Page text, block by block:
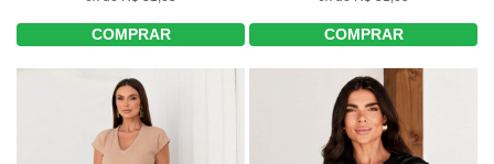
COMPRAR COMPRAR